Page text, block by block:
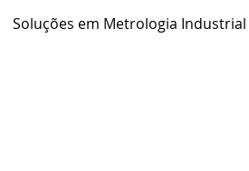
Soluções em Metrologia Industrial